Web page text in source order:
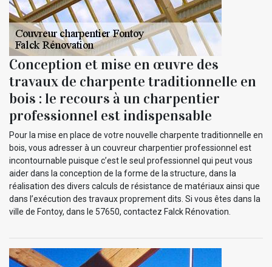
Conception et mise en œuvre des
travaux de charpente traditionnelle en
bois : le recours à un charpentier
professionnel est indispensable
Pour la mise en place de votre nouvelle charpente traditionnelle en
bois, vous adresser à un couvreur charpentier professionnel est
incontournable puisque c’est le seul professionnel qui peut vous
aider dans la conception de la forme de la structure, dans la
réalisation des divers calculs de résistance de matériaux ainsi que
dans l’exécution des travaux proprement dits. Si vous êtes dans la
ville de Fontoy, dans le 57650, contactez Falck Rénovation.